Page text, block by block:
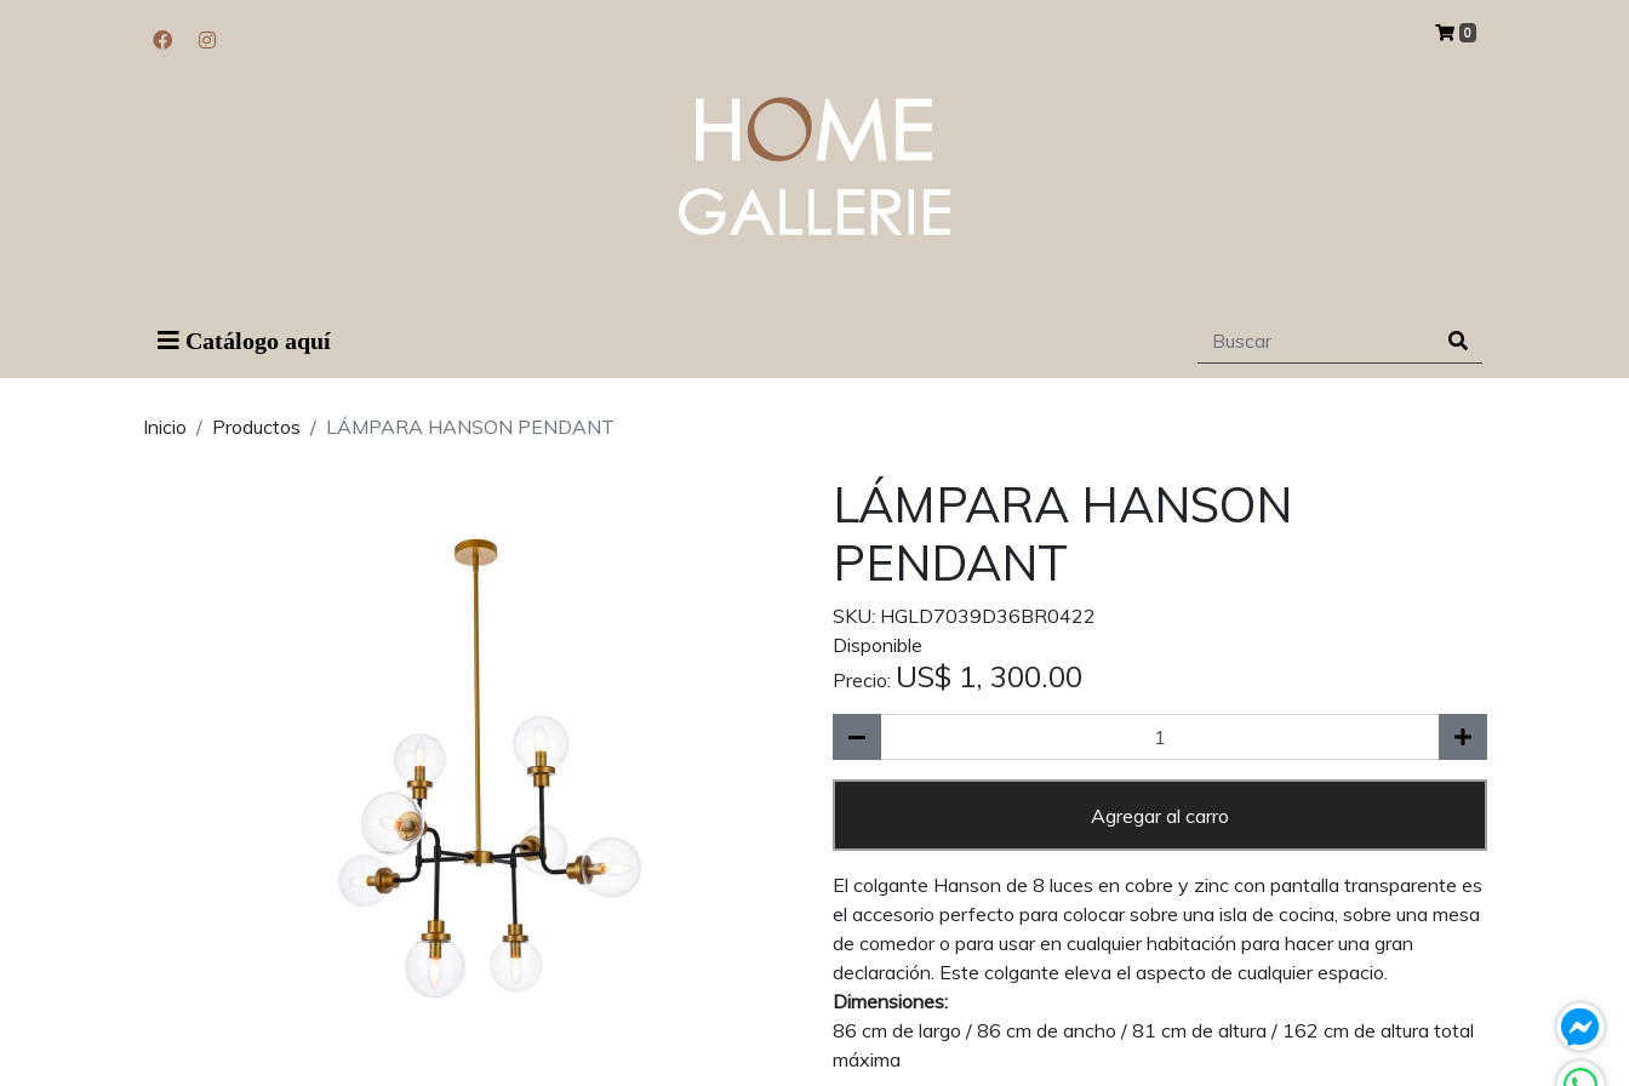
0
Catálogo aquí
Inicio Productos LÁMPARA HANSON PENDANT
LÁMPARA HANSON
PENDANT
SKU: HGLD7039D36BR0422
Disponible
Precio: US$ 1, 300.00
Agregar al carro
El colgante Hanson de 8 luces en cobre y zinc con pantalla transparente es
el accesorio perfecto para colocar sobre una isla de cocina, sobre una mesa
de comedor o para usar en cualquier habitación para hacer una gran
declaración. Este colgante eleva el aspecto de cualquier espacio.
Dimensiones:
86 cm de largo / 86 cm de ancho / 81 cm de altura / 162 cm de altura total
máxima